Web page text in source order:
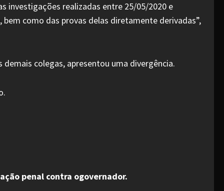
investigações realizadas entre 25/05/2020 e
como das provas delas diretamente derivadas”,
colegas, apresentou uma divergência.
penal contra ogovernador.